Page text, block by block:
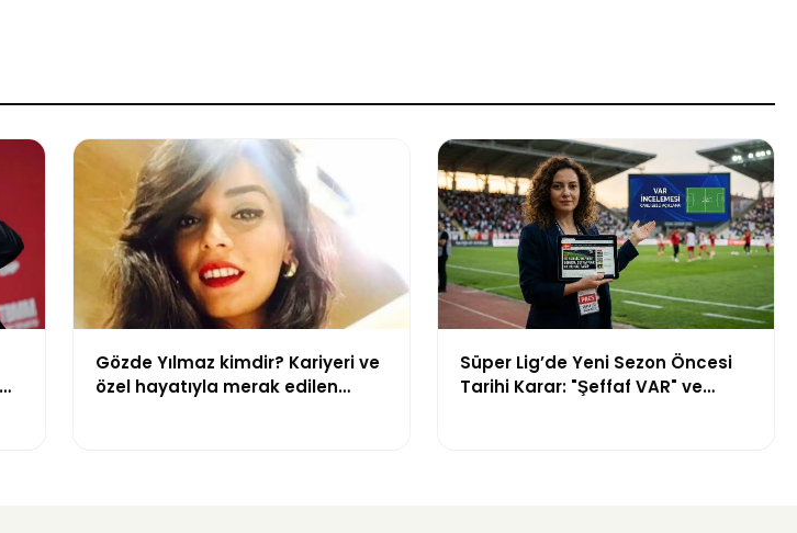
Gözde Yılmaz kimdir? Kariyeri ve
özel hayatıyla merak edilen
Süper Lig’de Yeni Sezon Öncesi
Tarihi Karar: "Şeffaf VAR" ve